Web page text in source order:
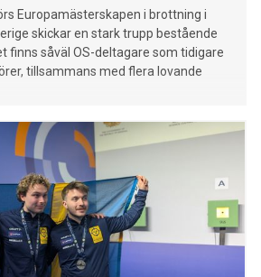
Europamästerskapen i brottning i
skickar en stark trupp bestående
finns såväl OS-deltagare som tidigare
tillsammans med flera lovande